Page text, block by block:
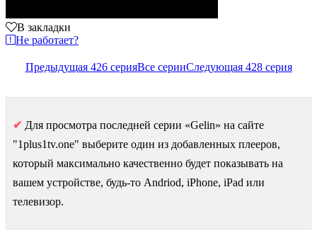
В закладки
Не работает?
Предыдущая 426 серияВсе серииСледующая 428 серия
✔ Для просмотра последней серии «Gelin» на сайте
"1plus1tv.one" выберите один из добавленных плееров,
который максимально качественно будет показывать на
вашем устройстве, будь-то Andriod, iPhone, iPad или
телевизор.